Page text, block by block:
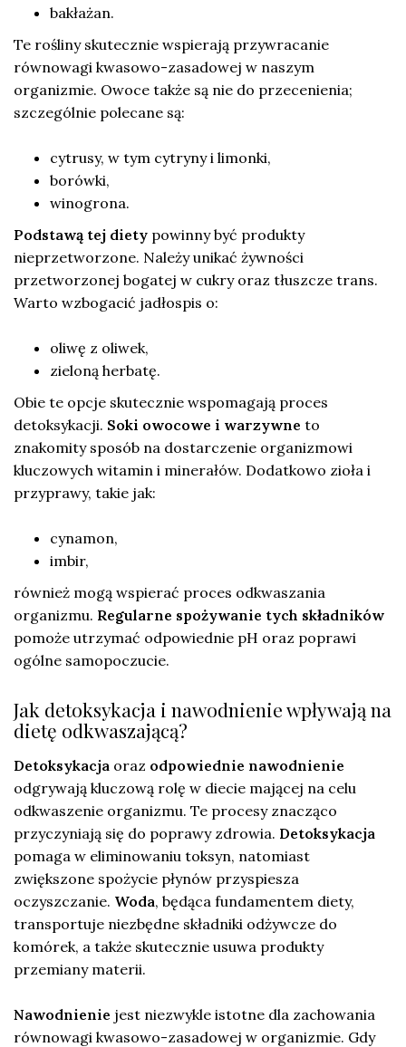
bakłażan.
Te rośliny skutecznie wspierają przywracanie
równowagi kwasowo-zasadowej w naszym
organizmie. Owoce także są nie do przecenienia;
szczególnie polecane są:
cytrusy, w tym cytryny i limonki,
borówki,
winogrona.
Podstawą tej diety powinny być produkty
nieprzetworzone. Należy unikać żywności
przetworzonej bogatej w cukry oraz tłuszcze trans.
Warto wzbogacić jadłospis o:
oliwę z oliwek,
zieloną herbatę.
Obie te opcje skutecznie wspomagają proces
detoksykacji. Soki owocowe i warzywne to
znakomity sposób na dostarczenie organizmowi
kluczowych witamin i minerałów. Dodatkowo zioła i
przyprawy, takie jak:
cynamon,
imbir,
również mogą wspierać proces odkwaszania
organizmu. Regularne spożywanie tych składników
pomoże utrzymać odpowiednie pH oraz poprawi
ogólne samopoczucie.
Jak detoksykacja i nawodnienie wpływają na
dietę odkwaszającą?
Detoksykacja oraz odpowiednie nawodnienie
odgrywają kluczową rolę w diecie mającej na celu
odkwaszenie organizmu. Te procesy znacząco
przyczyniają się do poprawy zdrowia. Detoksykacja
pomaga w eliminowaniu toksyn, natomiast
zwiększone spożycie płynów przyspiesza
oczyszczanie. Woda, będąca fundamentem diety,
transportuje niezbędne składniki odżywcze do
komórek, a także skutecznie usuwa produkty
przemiany materii.
Nawodnienie jest niezwykle istotne dla zachowania
równowagi kwasowo-zasadowej w organizmie. Gdy